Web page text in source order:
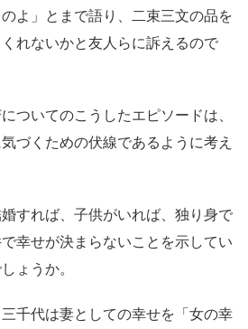
よ」とまで語り、二束三文の品を
れないかと友人らに訴えるので
ついてのこうしたエピソードは、
づくための伏線であるように考え
すれば、子供がいれば、独り身で
幸せが決まらないことを示してい
ょうか。
千代は妻としての幸せを「女の幸